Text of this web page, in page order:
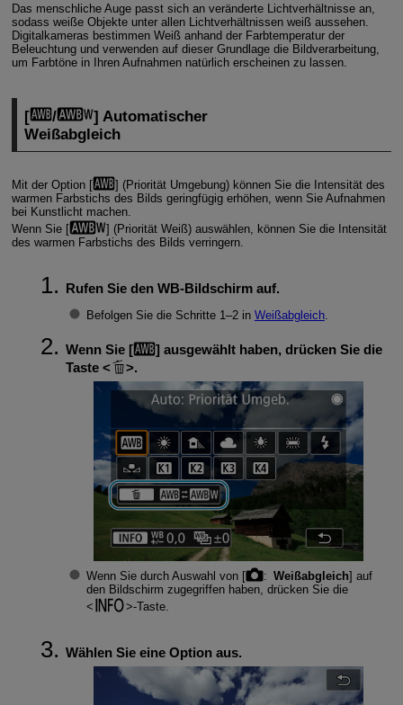
Das menschliche Auge passt sich an veränderte Lichtverhältnisse an,
sodass weiße Objekte unter allen Lichtverhältnissen weiß aussehen.
Digitalkameras bestimmen Weiß anhand der Farbtemperatur der
Beleuchtung und verwenden auf dieser Grundlage die Bildverarbeitung,
um Farbtöne in Ihren Aufnahmen natürlich erscheinen zu lassen.
[ /
] Automatischer
Weißabgleich
Mit der Option [
] (Priorität Umgebung) können Sie die Intensität des
warmen Farbstichs des Bilds geringfügig erhöhen, wenn Sie Aufnahmen
bei Kunstlicht machen.
Wenn Sie [
] (Priorität Weiß) auswählen, können Sie die Intensität
des warmen Farbstichs des Bilds verringern.
Rufen Sie den WB-Bildschirm auf.
Befolgen Sie die Schritte 1–2 in Weißabgleich.
Wenn Sie [
] ausgewählt haben, drücken Sie die
Taste
.
Wenn Sie durch Auswahl von [ : Weißabgleich] auf
den Bildschirm zugegriffen haben, drücken Sie die
-Taste.
Wählen Sie eine Option aus.